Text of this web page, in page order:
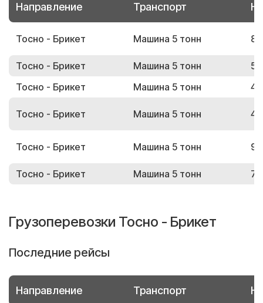
Направление Транспорт
Тосно - Брикет Машина 5 тонн
Тосно - Брикет Машина 5 тонн
Тосно - Брикет
Машина 5 тонн
Тосно - Брикет Машина 5 тонн
Тосно - Брикет Машина 5 тонн
Тосно - Брикет Машина 5 тонн
Грузоперевозки Тосно - Брикет
Последние рейсы
Направление Транспорт